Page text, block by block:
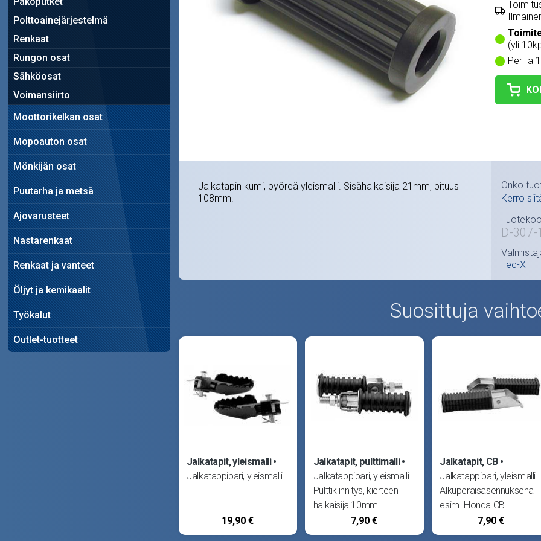
Polttoainejärjestelmä
Renkaat
Rungon osat
Sähköosat
Voimansiirto
Moottorikelkan osat
Mopoauton osat
Mönkijän osat
Puutarha ja metsä
Ajovarusteet
Nastarenkaat
Renkaat ja vanteet
Öljyt ja kemikaalit
Työkalut
Outlet-tuotteet
(yli
Perillä
Jalkatapin kumi, pyöreä yleismalli. Sisähalkaisija 21mm, pituus
108mm.
Onko
Kerro
D-307-
Tec-X
Suosittuja
Jalkatapit, yleismalli
Jalkatappipari, yleismalli.
19,90 €
Jalkatapit, pulttimalli
Jalkatappipari, yleismalli.
Pulttikiinnitys, kierteen
halkaisija 10mm.
7,90 €
Jalkatapit, CB
Jalkatappipari, yleismalli.
Alkuperäisasennuksena
esim. Honda CB.
7,90 €